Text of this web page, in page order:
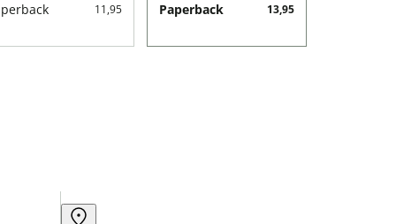
11,95 Paperback 13,95